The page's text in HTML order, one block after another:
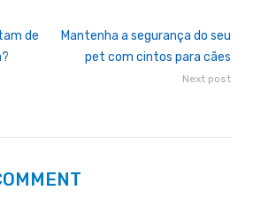
de
Mantenha a segurança do seu
pet com cintos para cães
Next post